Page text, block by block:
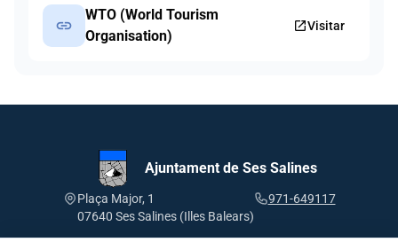
link
WTO (World Tourism
Organisation)
open_in_newVisitar
Ajuntament de Ses Salines
Plaça Major, 1
07640 Ses Salines (Illes Balears)
971-649117